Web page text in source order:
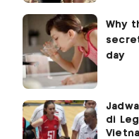
di